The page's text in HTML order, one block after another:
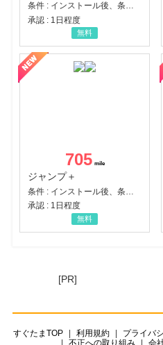
条件 : インストール後、条件達成
承認 : 1日程度
無料
705
ジャンプ＋
承認 : 1日程度
無料
[PR]
すぐたまTOP 利用規約 プライバ
不正への取り組み
会